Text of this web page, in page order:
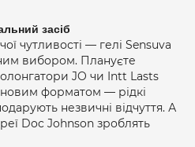
засіб
чутливості — гелі Sensuva
вибором. Плануєте
JO чи Intt Lasts
форматом — рідкі
незвичні відчуття. А
Doc Johnson зроблять